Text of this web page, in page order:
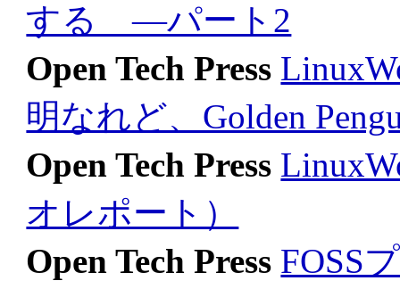
する ―パート2
Open Tech Press
明なれど、Golden
Open Tech Press
オレポート）
Open Tech Press FOSS